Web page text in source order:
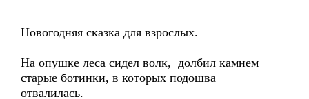
Новогодняя сказка для взрослых.
На опушке леса сидел волк, долбил камнем
старые ботинки, в которых подошва
отвалилась.